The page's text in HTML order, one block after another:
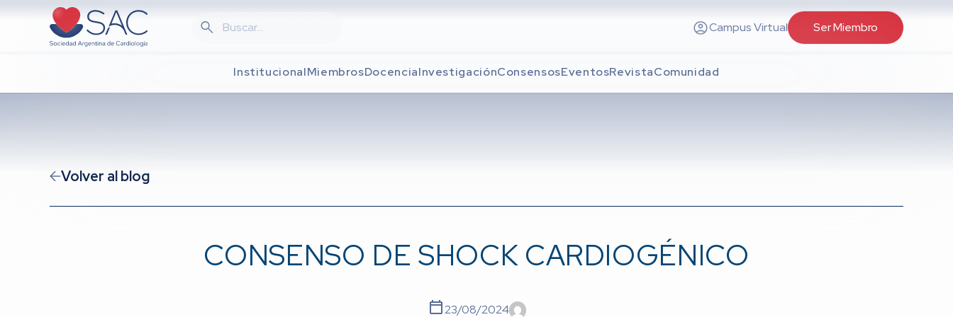
Campus Virtual Ser Miembro
InstitucionalMiembrosDocenciaInvestigaciónConsensosEventosRevistaComunidad
Volver al blog
CONSENSO DE SHOCK CARDIOGÉNICO
23/08/2024